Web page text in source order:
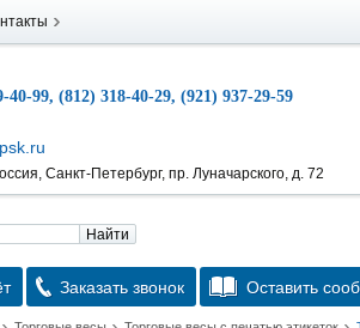
40-99, (812) 318-40-29, (921) 937-29-59
Санкт-Петербург, пр. Луначарского, д. 72
Найти
Заказать звонок Оставить